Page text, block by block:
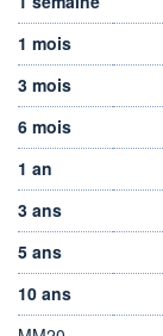
1 mois
3 mois
6 mois
1 an
3 ans
5 ans
10 ans